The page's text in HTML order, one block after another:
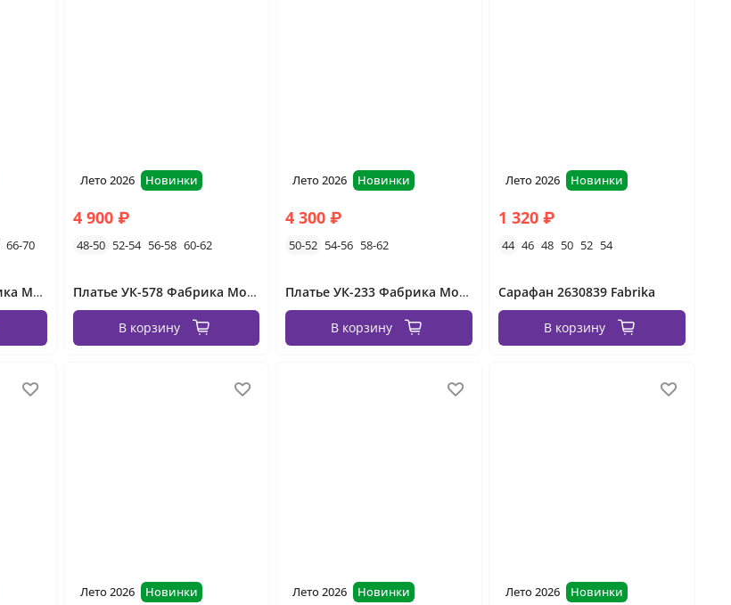
66-70
Платье УК-7175 Фабрика Моды
Лето 2026 Новинки
4 900 ₽
48-50 52-54 56-58 60-62
Платье УК-578 Фабрика Моды
В корзину
Лето 2026 Новинки
4 300 ₽
50-52 54-56 58-62
Платье УК-233 Фабрика Моды
В корзину
Лето 2026 Новинки
1 320 ₽
44 46 48 50 52 54
Сарафан 2630839 Fabrika
В корзину
Лето 2026 Новинки Лето 2026 Новинки Лето 2026 Новинки